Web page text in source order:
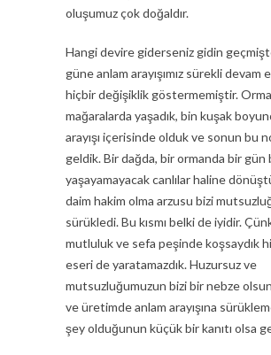
oluşumuz çok doğaldır.
Hangi devire giderseniz gidin
güne anlam arayışımız sürekli devam
hiçbir değişiklik göstermemiştir.
mağaralarda yaşadık, bin kuşak
arayışı içerisinde olduk ve sonun bu
geldik. Bir dağda, bir ormanda bir gün
yaşayamayacak canlılar haline
daim hakim olma arzusu bizi
sürükledi. Bu kısmı belki de iyidir.
mutluluk ve sefa peşinde koşsaydık
eseri de yaratamazdık. Huzursuz ve
mutsuzluğumuzun bizi bir nebze
ve üretimde anlam arayışına
şey olduğunun küçük bir kanıtı olsa